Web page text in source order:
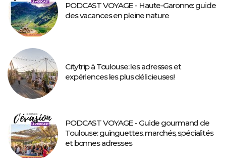
PODCAST VOYAGE - Haute-Garonne: guide
des vacances en pleine nature
Citytrip à Toulouse: les adresses et
expériences les plus délicieuses!
PODCAST VOYAGE - Guide gourmand de
Toulouse: guinguettes, marchés, spécialités
et bonnes adresses